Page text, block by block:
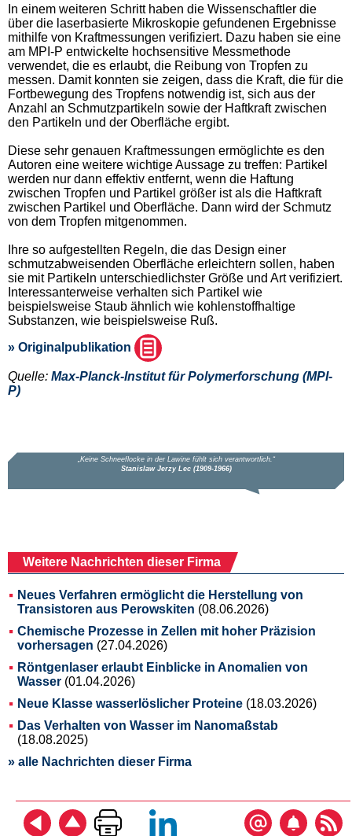
In einem weiteren Schritt haben die Wissenschaftler die
über die laserbasierte Mikroskopie gefundenen Ergebnisse
mithilfe von Kraftmessungen verifiziert. Dazu haben sie eine
am MPI-P entwickelte hochsensitive Messmethode
verwendet, die es erlaubt, die Reibung von Tropfen zu
messen. Damit konnten sie zeigen, dass die Kraft, die für die
Fortbewegung des Tropfens notwendig ist, sich aus der
Anzahl an Schmutzpartikeln sowie der Haftkraft zwischen
den Partikeln und der Oberfläche ergibt.
Diese sehr genauen Kraftmessungen ermöglichte es den
Autoren eine weitere wichtige Aussage zu treffen: Partikel
werden nur dann effektiv entfernt, wenn die Haftung
zwischen Tropfen und Partikel größer ist als die Haftkraft
zwischen Partikel und Oberfläche. Dann wird der Schmutz
von dem Tropfen mitgenommen.
Ihre so aufgestellten Regeln, die das Design einer
schmutzabweisenden Oberfläche erleichtern sollen, haben
sie mit Partikeln unterschiedlichster Größe und Art verifiziert.
Interessanterweise verhalten sich Partikel wie
beispielsweise Staub ähnlich wie kohlenstoffhaltige
Substanzen, wie beispielsweise Ruß.
» Originalpublikation
Quelle: Max-Planck-Institut für Polymerforschung (MPI-
P)
Weitere Nachrichten dieser Firma
Neues Verfahren ermöglicht die Herstellung von
Transistoren aus Perowskiten (08.06.2026)
Chemische Prozesse in Zellen mit hoher Präzision
vorhersagen (27.04.2026)
Röntgenlaser erlaubt Einblicke in Anomalien von
Wasser (01.04.2026)
Neue Klasse wasserlöslicher Proteine (18.03.2026)
Das Verhalten von Wasser im Nanomaßstab
(18.08.2025)
» alle Nachrichten dieser Firma